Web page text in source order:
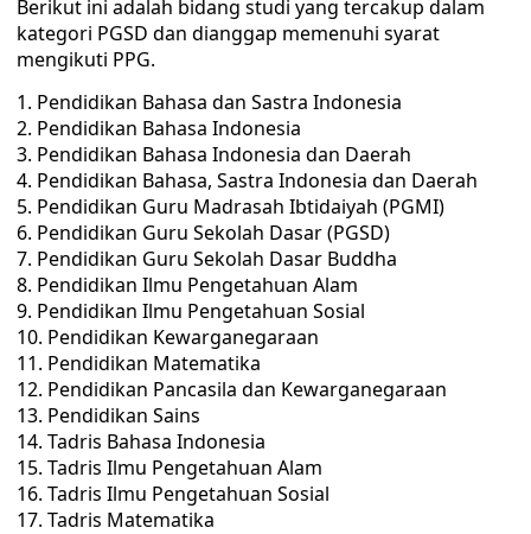
Berikut ini adalah bidang studi yang tercakup dalam
kategori PGSD dan dianggap memenuhi syarat
mengikuti PPG.
Pendidikan Bahasa dan Sastra Indonesia
Pendidikan Bahasa Indonesia
Pendidikan Bahasa Indonesia dan Daerah
Pendidikan Bahasa, Sastra Indonesia dan Daerah
Pendidikan Guru Madrasah Ibtidaiyah (PGMI)
Pendidikan Guru Sekolah Dasar (PGSD)
Pendidikan Guru Sekolah Dasar Buddha
Pendidikan Ilmu Pengetahuan Alam
Pendidikan Ilmu Pengetahuan Sosial
Pendidikan Kewarganegaraan
Pendidikan Matematika
Pendidikan Pancasila dan Kewarganegaraan
Pendidikan Sains
Tadris Bahasa Indonesia
Tadris Ilmu Pengetahuan Alam
Tadris Ilmu Pengetahuan Sosial
Tadris Matematika